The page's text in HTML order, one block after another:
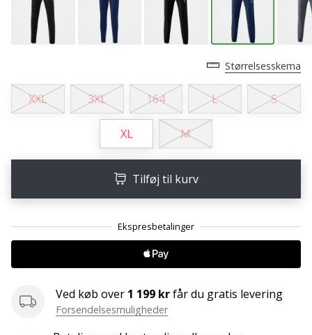
tekniske
opdateringer
ud
af,
om
•
Bliv
ambassadør
Størrelsesskema
XXL 3XL 164 L S
XL M
Tilføj til kurv
Ved køb over 1 199 krfår du gratis levering
Forsendelsesmuligheder